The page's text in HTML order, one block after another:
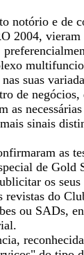
notório e de
2004,
suas
de
sinais
as
de
os
do
ou SADs,